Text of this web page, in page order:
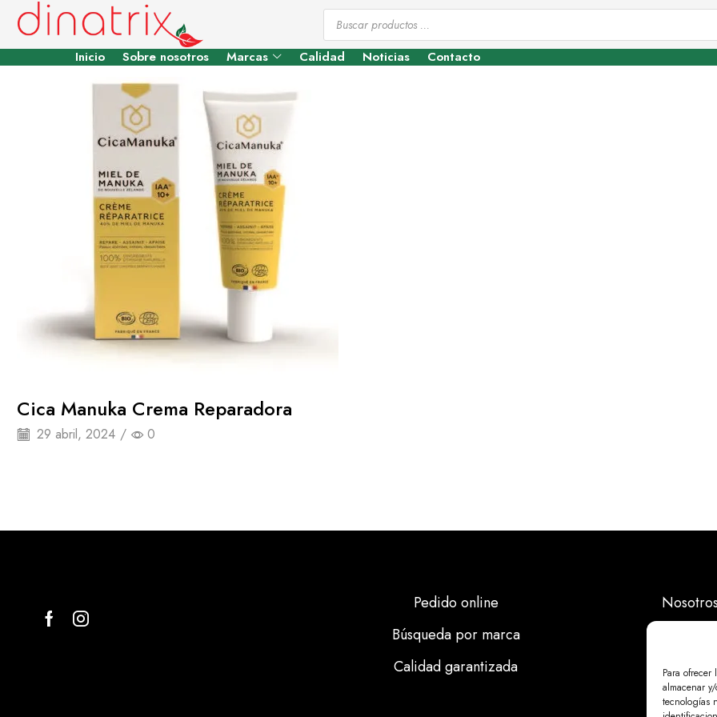
Para
almacenar
tecnologías
Inicio Sobre nosotros Marcas Calidad Noticias Contacto
Cica Manuka Crema Reparadora
29 abril, 2024 / 0
Pedido online
Búsqueda por marca
Calidad garantizada
Calidad
Noticias